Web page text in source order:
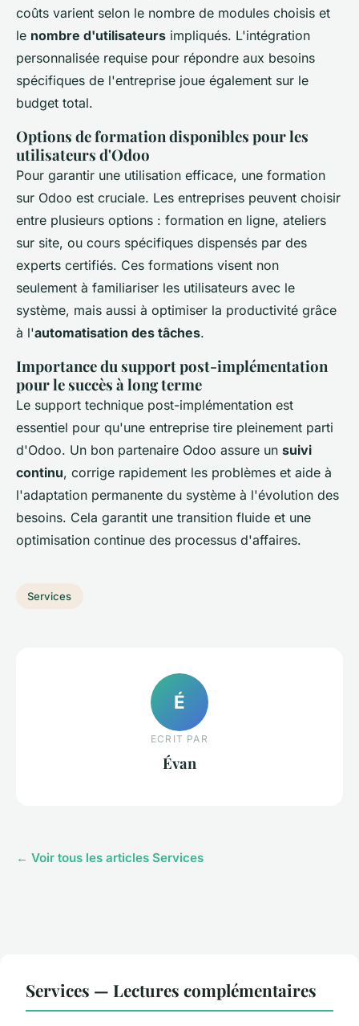
coûts varient selon le nombre de modules choisis et
le nombre d'utilisateurs impliqués. L'intégration
personnalisée requise pour répondre aux besoins
spécifiques de l'entreprise joue également sur le
budget total.
Options de formation disponibles pour les
utilisateurs d'Odoo
Pour garantir une utilisation efficace, une formation
sur Odoo est cruciale. Les entreprises peuvent choisir
entre plusieurs options : formation en ligne, ateliers
sur site, ou cours spécifiques dispensés par des
experts certifiés. Ces formations visent non
seulement à familiariser les utilisateurs avec le
système, mais aussi à optimiser la productivité grâce
à l'automatisation des tâches.
Importance du support post-implémentation
pour le succès à long terme
Le support technique post-implémentation est
essentiel pour qu'une entreprise tire pleinement parti
d'Odoo. Un bon partenaire Odoo assure un suivi
continu, corrige rapidement les problèmes et aide à
l'adaptation permanente du système à l'évolution des
besoins. Cela garantit une transition fluide et une
optimisation continue des processus d'affaires.
Services
É
ECRIT PAR
Évan
← Voir tous les articles Services
Services — Lectures complémentaires